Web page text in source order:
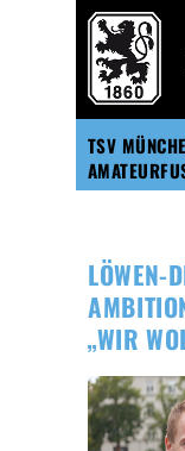
TSV
LÖWEN-
„WIR